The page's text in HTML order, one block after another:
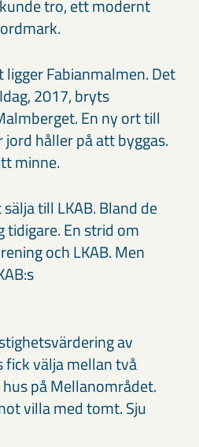
tro, ett modernt
Fabianmalmen. Det
2017, bryts
En ny ort till
håller på att byggas.
minne.
till LKAB. Bland de
En strid om
och LKAB. Men
av
välja mellan två
på Mellanområdet.
villa med tomt. Sju